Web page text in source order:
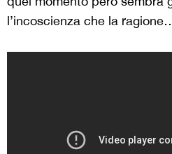
l’incoscienza che la